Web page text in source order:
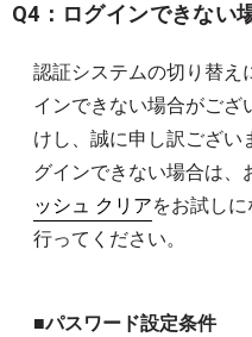
Q4：ログインできない
認証システムの切り替え
インできない場合がござ
けし、誠に申し訳ござい
グインできない場合は、
ッシュ クリアをお試しに
行ってください。
■パスワード設定条件